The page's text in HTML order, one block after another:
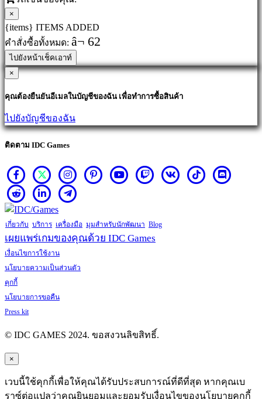
×
{items} ITEMS ADDED
คำสั่งซื้อทั้งหมด: â¬ 62
ไปยังหน้าเช็คเอาท์
×
คุณต้องยืนยันอีเมลในบัญชีของฉัน เพื่อทำการซื้อสินค้า
ไปยังบัญชีของฉัน
ติดตาม IDC Games
เกี่ยวกับ บริการ เครื่องมือ มุมสำหรับนักพัฒนา Blog
เผยแพร่เกมของคุณด้วย IDC Games
เงื่อนไขการใช้งาน
นโยบายความเป็นส่วนตัว
คุกกี้
นโยบายการขอคืน
Press kit
© IDC GAMES 2024. ขอสงวนลิขสิทธิ์.
×
เวบนี้ใช้คุกกี้เพื่อให้คุณได้รับประสบการณ์ที่ดีที่สุด หากคุณเบ
ราซ์ต่อแปลว่าคุณยินยอมและยอมรับเงื่อนไขของนโยบายคุกกี้